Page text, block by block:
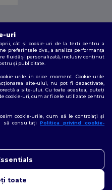
uri
cât și cookie-uri de la terți pentru a
preferințele dvs., a analiza performanța
fluidă și personalizată, inclusiv conținut
și publicitate.
urile în orice moment. Cookie-urile
site-ului, nu pot fi dezactivate,
a site-ului. Cu toate acestea, puteți
cookie-uri, cum ar fi cele utilizate pentru
cookie-urile, cum să le controlați și
să consultați Politica privind cookie-
toate
moment. Chatbot-ul